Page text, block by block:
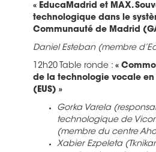
« EducaMadrid et MAX.
technologique dans le
Communauté de Madrid
Daniel Esteban (membre
12h20 Table ronde : «
de la technologie vocale
(EUS) »
Gorka Varela
technologique de
(membre du centre
Xabier Ezpeleta